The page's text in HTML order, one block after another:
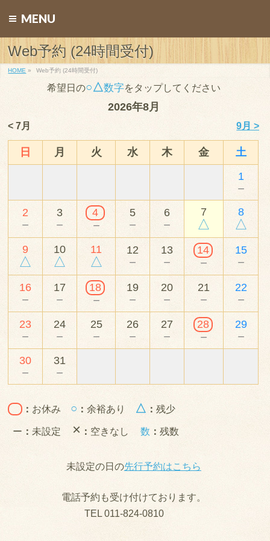
MENU
Web予約 (24時間受付)
HOME » Web予約 (24時間受付)
希望日の○△数字をタップしてください
2026年8月
< 7月 9月 >
日 月 火 水 木 金
土
1
－
2
－
3
－
4
－
5
－
6
－
7
△
8
△
9
△
10
△
11
△
12
－
13
－
14
－
15
－
16
－
17
－
18
－
19
－
20
－
21
－
22
－
23
－
24
－
25
－
26
－
27
－
28
－
29
－
30
－
31
－
： お休み ○ ：余裕あり △ ：残少
ー ： 未設定 × ： 空きなし 数 ：残数
未設定の日の先行予約はこちら
電話予約も受け付けております。
TEL 011-824-0810